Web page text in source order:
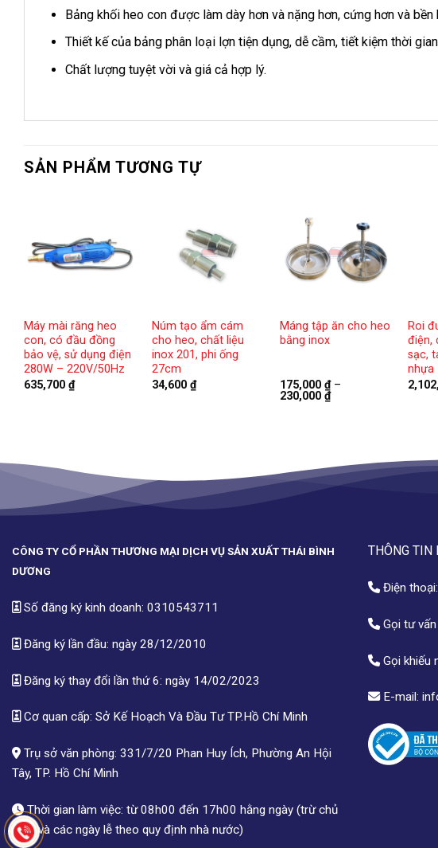
Bảng khối heo con được làm dày hơn và nặng hơn, cứng hơn và bền
Thiết kế của bảng phân loại lợn tiện dụng, dễ cầm, tiết kiệm thời
Chất lượng tuyệt vời và giá cả hợp lý.
SẢN PHẨM TƯƠNG TỰ
Máy mài răng heo
con, có đầu đồng
bảo vệ, sử dụng điện
280W – 220V/50Hz
635,700 ₫
Núm tạo ẩm cám
cho heo, chất liệu
inox 201, phi ống
27cm
34,600 ₫
Máng tập ăn cho heo
bằng inox
175,000₫ –
230,000₫Khoảng
giá:
Roi
điện,
sạc,
nhựa
Khoảng
CÔNG TY CỔ PHẦN THƯƠNG MẠI DỊCH VỤ SẢN XUẤT THÁI BÌNH
DƯƠNG
Số đăng ký kinh doanh: 0310543711
Đăng ký lần đầu: ngày 28/12/2010
Đăng ký thay đổi lần thứ 6: ngày 14/02/2023
Cơ quan cấp: Sở Kế Hoạch Và Đầu Tư TP.Hồ Chí Minh
Trụ sở văn phòng: 331/7/20 Phan Huy Ích, Phường An Hội
Tây, TP. Hồ Chí Minh
Thời gian làm việc: từ 08h00 đến 17h00 hằng ngày (trừ chủ
nhật và các ngày lễ theo quy định nhà nước)
THÔNG TIN
Điện thoại:
Gọi tư
Gọi khiếu
E-mail: